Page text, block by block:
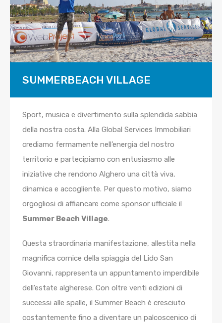
SUMMERBEACH VILLAGE
Sport, musica e divertimento sulla splendida sabbia
della nostra costa. Alla Global Services Immobiliari
crediamo fermamente nell’energia del nostro
territorio e partecipiamo con entusiasmo alle
iniziative che rendono Alghero una città viva,
dinamica e accogliente. Per questo motivo, siamo
orgogliosi di affiancare come sponsor ufficiale il
Summer Beach Village.
Questa straordinaria manifestazione, allestita nella
magnifica cornice della spiaggia del Lido San
Giovanni, rappresenta un appuntamento imperdibile
dell’estate algherese. Con oltre venti edizioni di
successi alle spalle, il Summer Beach è cresciuto
costantemente fino a diventare un palcoscenico di